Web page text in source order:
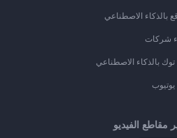
بالذكاء الاصطناعي
شركات
بالذكاء الاصطناعي
مقاطع الفيديو